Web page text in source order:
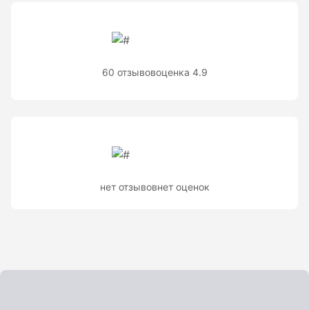
60 отзывовоценка 4.9
нет отзывовнет оценок